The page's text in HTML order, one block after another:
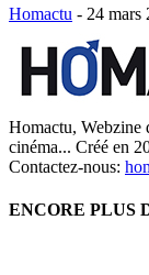
Homactu - 24 mars
Homactu, Webzine
cinéma... Créé en
Contactez-nous:
ENCORE PLUS